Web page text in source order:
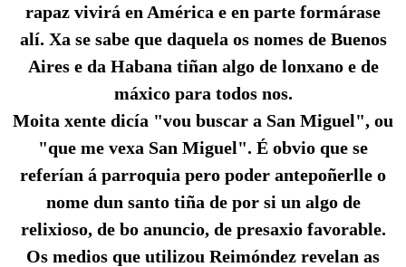
rapaz vivirá en América e en parte formárase
alí. Xa se sabe que daquela os nomes de Buenos
Aires e da Habana tiñan algo de lonxano e de
máxico para todos nos.
Moita xente dicía "vou buscar a San Miguel", ou
"que me vexa San Miguel". É obvio que se
referían á parroquia pero poder antepoñerlle o
nome dun santo tiña de por si un algo de
relixioso, de bo anuncio, de presaxio favorable.
Os medios que utilizou Reimóndez revelan as